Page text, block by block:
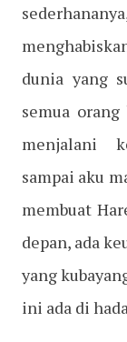
dunia yang
semua
menjalani
sampai aku
membuat
depan, ada
yang
ini ada di